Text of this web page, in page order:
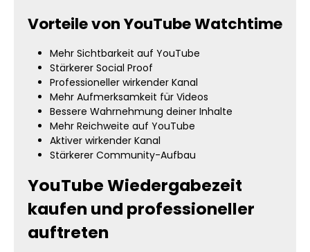
vorhandener Aktivität. Videos mit hoher
erzeugen automatisch mehr Interesse.
Dadurch entstehen bessere
Voraussetzungen für organisches
Wachstum und langfristigen Community-
Aufbau. Mehr Watch Hours für Gaming,
Tutorials und Entertainment Gaming-
Videos, Tutorials und Entertainment-
Content leben von Aufmerksamkeit und
Zuschauerbindung. Nutzer beschäftigen
sich deutlich häufiger mit Inhalten, die
Watchtime hilft dir dabei, deine Videos
erfolgreicher erscheinen zu lassen und
neue Zuschauer schneller auf deinen Kanal
aufmerksam zu machen. Gerade neue
Uploads profitieren enorm davon, wenn
Vorteile von YouTube Watchtime
Mehr Sichtbarkeit auf YouTube
Stärkerer Social Proof
Professioneller wirkender Kanal
Mehr Aufmerksamkeit für Videos
Bessere Wahrnehmung deiner Inhalte
Mehr Reichweite auf YouTube
Aktiver wirkender Kanal
Stärkerer Community-Aufbau
YouTube Wiedergabezeit
kaufen und professioneller
auftreten